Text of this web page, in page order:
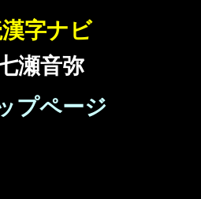
字ナビ
瀬音弥
プページ